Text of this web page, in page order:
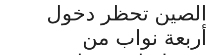
الصين تحظر دخول
أربعة نواب من